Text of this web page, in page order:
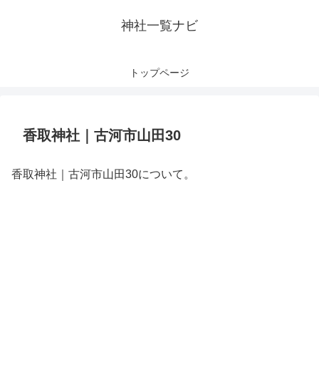
神社一覧ナビ
トップページ
香取神社｜古河市山田30
香取神社｜古河市山田30について。